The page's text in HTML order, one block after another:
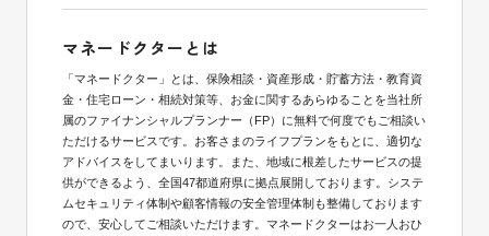
マネードクターとは
「マネードクター」とは、保険相談・資産形成・貯蓄方法・教育資
金・住宅ローン・相続対策等、お金に関するあらゆることを当社所
属のファイナンシャルプランナー（FP）に無料で何度でもご相談い
ただけるサービスです。お客さまのライフプランをもとに、適切な
アドバイスをしてまいります。また、地域に根差したサービスの提
供ができるよう、全国47都道府県に拠点展開しております。システ
ムセキュリティ体制や顧客情報の安全管理体制も整備しております
ので、安心してご相談いただけます。マネードクターはお一人おひ